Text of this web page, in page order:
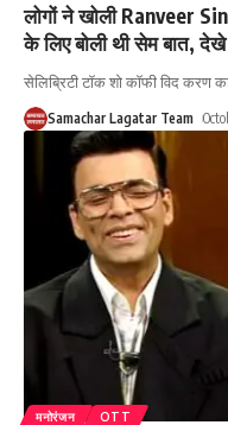
लोगों ने खोली Ranveer
के लिए बोली थी सेम बात,
सेलिब्रिटी टॉक शो कॉफी विद करण
Samachar Lagatar Team
मनोरंजन OTT